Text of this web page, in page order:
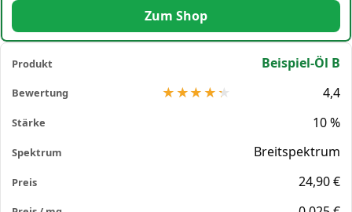
Zum Shop
Beispiel-Öl B
4,4
10 %
Breitspektrum
24,90 €